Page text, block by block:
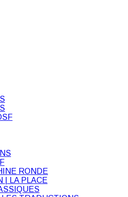
RONDE
| LA PLACE